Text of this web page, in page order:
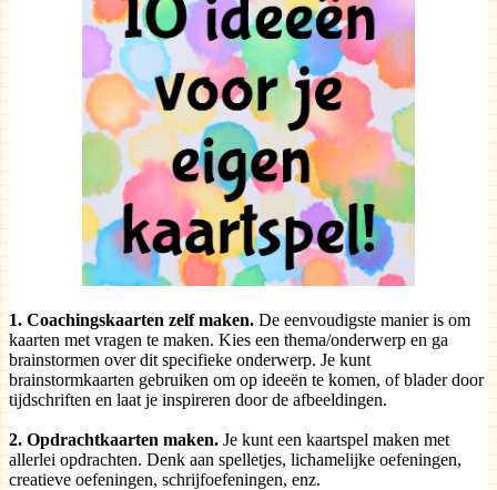
1. Coachingskaarten zelf maken. De eenvoudigste manier is om
kaarten met vragen te maken. Kies een thema/onderwerp en ga
brainstormen over dit specifieke onderwerp. Je kunt
brainstormkaarten gebruiken om op ideeën te komen, of blader door
tijdschriften en laat je inspireren door de afbeeldingen.
2. Opdrachtkaarten maken. Je kunt een kaartspel maken met
allerlei opdrachten. Denk aan spelletjes, lichamelijke oefeningen,
creatieve oefeningen, schrijfoefeningen, enz.